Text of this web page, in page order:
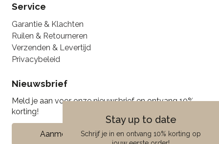
Stay up to date
Schrijf je in en ontvang 10% korting op
Service
Garantie & Klachten
Ruilen & Retourneren
Verzenden & Levertijd
Privacybeleid
Nieuwsbrief
Meld je aan voor onze nieuwsbrief en ontvang 10%
korting!
Aanmelden